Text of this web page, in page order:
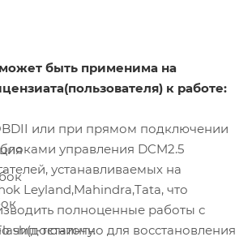
быть применима на
к работе:
или при прямом подключении
управления DCM2.5
устанавливаемых на
Leyland,Mahindra,Tata, что
полноценные работы с
чип-тюнингу.
для восстановления